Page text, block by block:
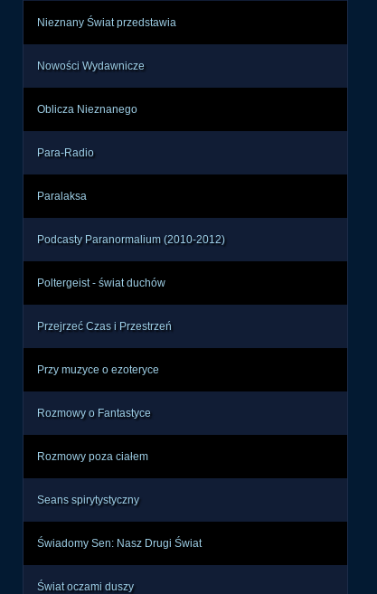
Nieznany Świat przedstawia
Nowości Wydawnicze
Oblicza Nieznanego
Para-Radio
Paralaksa
Podcasty Paranormalium (2010-2012)
Poltergeist - świat duchów
Przejrzeć Czas i Przestrzeń
Przy muzyce o ezoteryce
Rozmowy o Fantastyce
Rozmowy poza ciałem
Seans spirytystyczny
Świadomy Sen: Nasz Drugi Świat
Świat oczami duszy